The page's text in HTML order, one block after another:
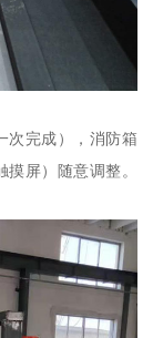
次完成），消防箱
屏）随意调整。